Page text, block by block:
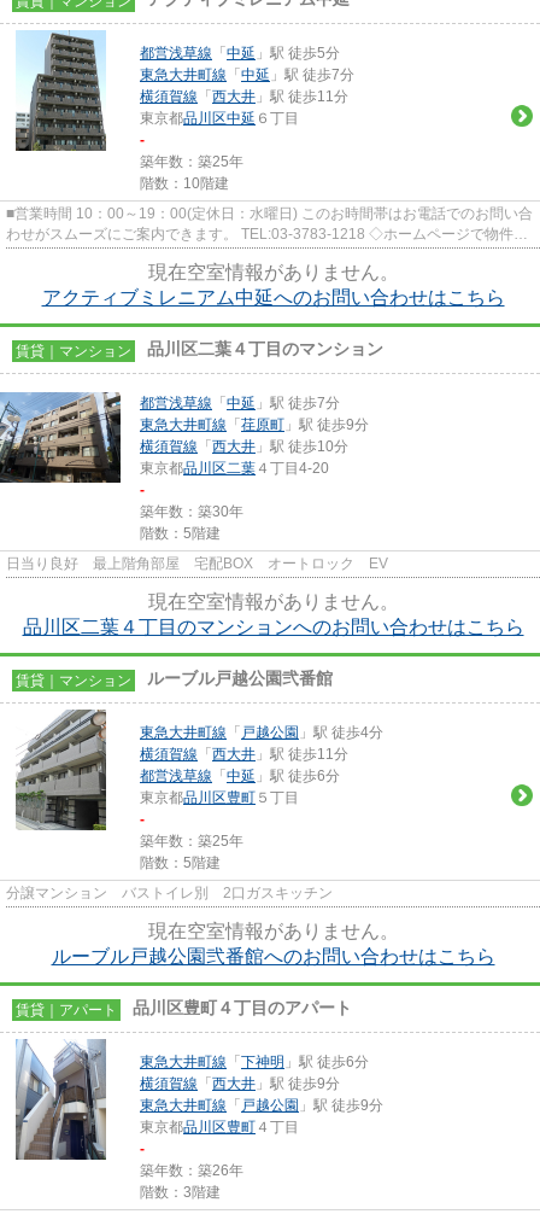
都営浅草線 「 中延 」駅 徒歩5分
東急大井町線 「 中延 」駅 徒歩7分
横須賀線 「 西大井 」駅 徒歩11分
東京都品川区中延 ６丁目
-
築年数：築25年
階数：10階建
■営業時間 10：00～19：00(定休日：水曜日) このお時間帯はお電話でのお問い合
わせがスムーズにご案内できます。 TEL:03-3783-1218 ◇ホームページで物件探
現在空室情報がありません。
アクティブミレニアム中延へのお問い合わせはこちら
賃貸｜マンション 品川区二葉４丁目のマンション
都営浅草線 「 中延 」駅 徒歩7分
東急大井町線 「 荏原町 」駅 徒歩9分
横須賀線 「 西大井 」駅 徒歩10分
東京都品川区二葉 ４丁目4-20
-
築年数：築30年
階数：5階建
日当り良好 最上階角部屋 宅配BOX オートロック EV
現在空室情報がありません。
品川区二葉４丁目のマンションへのお問い合わせはこちら
賃貸｜マンション ルーブル戸越公園弐番館
東急大井町線 「 戸越公園 」駅 徒歩4分
横須賀線 「 西大井 」駅 徒歩11分
都営浅草線 「 中延 」駅 徒歩6分
東京都品川区豊町 ５丁目
-
築年数：築25年
階数：5階建
分譲マンション バストイレ別 2口ガスキッチン
現在空室情報がありません。
ルーブル戸越公園弐番館へのお問い合わせはこちら
賃貸｜アパート 品川区豊町４丁目のアパート
東急大井町線 「 下神明 」駅 徒歩6分
横須賀線 「 西大井 」駅 徒歩9分
東急大井町線 「 戸越公園 」駅 徒歩9分
東京都品川区豊町 ４丁目
-
築年数：築26年
階数：3階建